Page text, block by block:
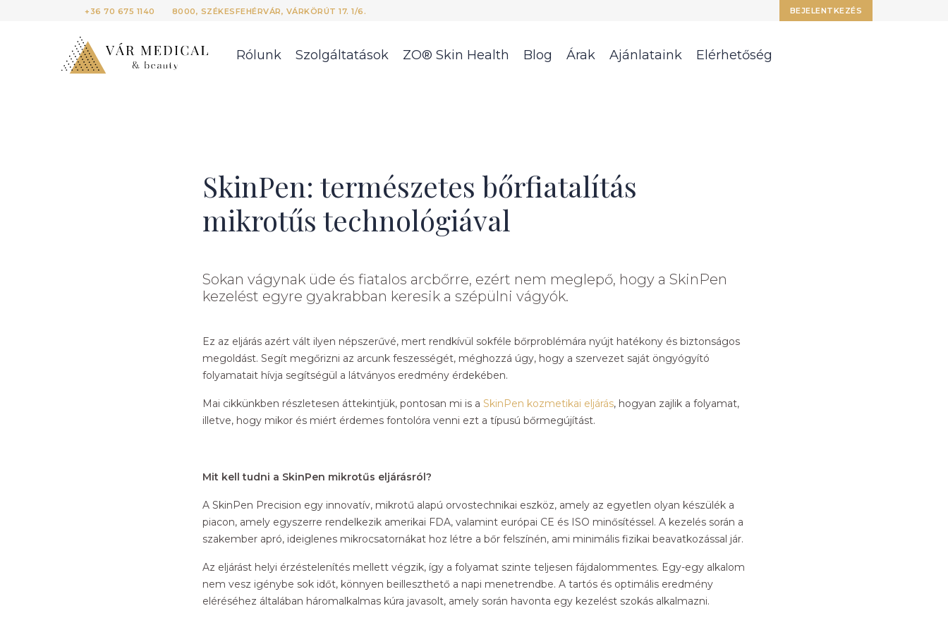
+36 70 675 1140 8000, SZÉKESFEHÉRVÁR, VÁRKÖRÚT 17. 1/6. BEJELENTKEZÉS
Rólunk Szolgáltatások ZO® Skin Health Blog Árak Ajánlataink Elérhetőség
SkinPen: természetes bőrfiatalítás
mikrotűs technológiával
Sokan vágynak üde és fiatalos arcbőrre, ezért nem meglepő, hogy a SkinPen
kezelést egyre gyakrabban keresik a szépülni vágyók.
Ez az eljárás azért vált ilyen népszerűvé, mert rendkívül sokféle bőrproblémára nyújt hatékony és biztonságos
megoldást. Segít megőrizni az arcunk feszességét, méghozzá úgy, hogy a szervezet saját öngyógyító
folyamatait hívja segítségül a látványos eredmény érdekében.
Mai cikkünkben részletesen áttekintjük, pontosan mi is a SkinPen kozmetikai eljárás, hogyan zajlik a folyamat,
illetve, hogy mikor és miért érdemes fontolóra venni ezt a típusú bőrmegújítást.
Mit kell tudni a SkinPen mikrotűs eljárásról?
A SkinPen Precision egy innovatív, mikrotű alapú orvostechnikai eszköz, amely az egyetlen olyan készülék a
piacon, amely egyszerre rendelkezik amerikai FDA, valamint európai CE és ISO minősítéssel. A kezelés során a
szakember apró, ideiglenes mikrocsatornákat hoz létre a bőr felszínén, ami minimális fizikai beavatkozással jár.
Az eljárást helyi érzéstelenítés mellett végzik, így a folyamat szinte teljesen fájdalommentes. Egy-egy alkalom
nem vesz igénybe sok időt, könnyen beilleszthető a napi menetrendbe. A tartós és optimális eredmény
eléréséhez általában háromalkalmas kúra javasolt, amely során havonta egy kezelést szokás alkalmazni.